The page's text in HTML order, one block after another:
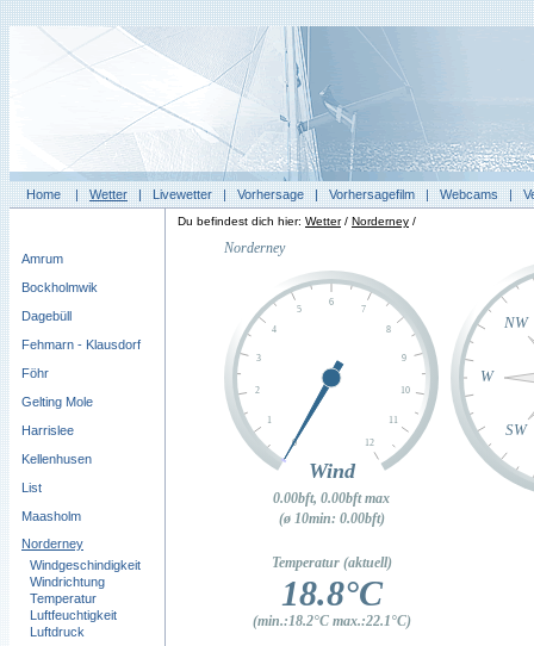
Home|Wetter|Livewetter|Vorhersage|Vorhersagefilm|Webcams|
Amrum
Bockholmwik
Dagebüll
Fehmarn - Klausdorf
Föhr
Gelting Mole
Harrislee
Kellenhusen
List
Maasholm
Norderney
Windgeschindigkeit
Windrichtung
Temperatur
Luftfeuchtigkeit
Luftdruck
Du befindest dich hier: Wetter/ Norderney /